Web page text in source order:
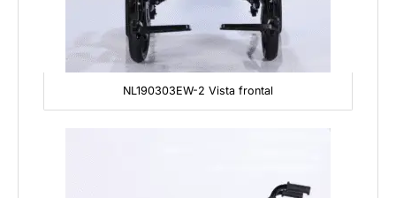
NL190303EW-2 Vista frontal